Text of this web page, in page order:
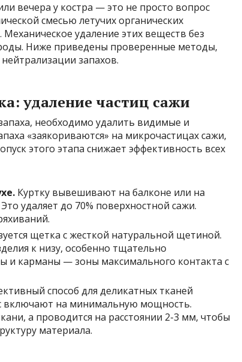
вечера у костра — это не просто вопрос
смесью летучих органических
удаление этих веществ без
Ниже приведены проверенные методы,
запахов.
удаление частиц сажи
необходимо удалить видимые и
«заякориваются» на микрочастицах сажи,
этого этапа снижает эффективность всех
Куртку вывешивают на балконе или на
удаляет до 70% поверхностной сажи.
щетка с жесткой натуральной щетиной.
к низу, особенно тщательно
и карманы — зоны максимального контакта с
способ для деликатных тканей
включают на минимальную мощность.
а проводится на расстоянии 2-3 мм, чтобы
материала.